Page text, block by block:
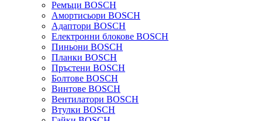
Ремъци BOSCH
Амортисьори BOSCH
Адаптори BOSCH
Електронни блокове BOSCH
Пиньони BOSCH
Планки BOSCH
Пръстени BOSCH
Болтове BOSCH
Винтове BOSCH
Вентилатори BOSCH
Втулки BOSCH